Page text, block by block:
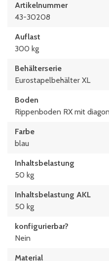
600 mm
600 x 400 (mm)
Artikelnummer
43-30208
Auflast
300 kg
Behälterserie
Eurostapelbehälter XL
Boden
Rippenboden RX mit
Farbe
blau
Inhaltsbelastung
50 kg
Inhaltsbelastung AKL
50 kg
konfigurierbar?
Nein
Material